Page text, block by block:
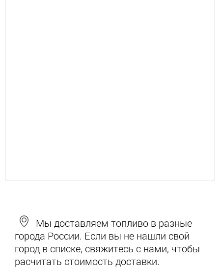
Мы доставляем топливо в разные
города России. Если вы не нашли свой
город в списке, свяжитесь с нами, чтобы
расчитать стоимость доставки.